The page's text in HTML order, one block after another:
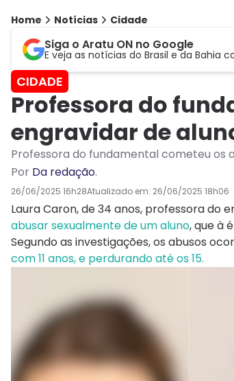
Home Notícias Cidade
Siga o Aratu ON no Google
E veja as notícias do Brasil e da Bahia
CIDADE
Professora do
engravidar de
Professora do fundamental cometeu os
Por Da redação.
26/06/2025 16h28Atualizado em: 26/06/2025 18h06
Laura Caron, de 34 anos, professora do
abusar sexualmente de um aluno, que à
Segundo as investigações, os abusos
com 11 anos, e perdurando até os 15.